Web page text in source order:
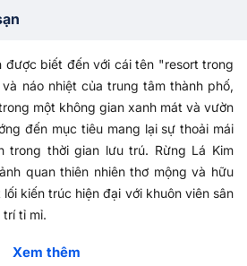
biết đến với cái tên "resort trong
náo nhiệt của trung tâm thành phố,
một không gian xanh mát và vườn
đến mục tiêu mang lại sự thoải mái
trong thời gian lưu trú. Rừng Lá Kim
quan thiên nhiên thơ mộng và hữu
kiến trúc hiện đại với khuôn viên sân
tỉ mỉ.
Rừng Lá Kim Resort
Xem thêm